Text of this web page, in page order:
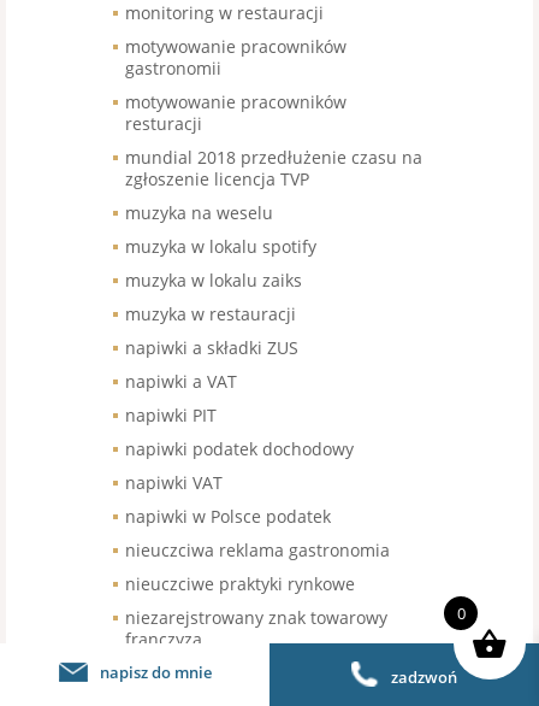
monitoring w restauracji
motywowanie pracowników
gastronomii
motywowanie pracowników
resturacji
mundial 2018 przedłużenie czasu na
zgłoszenie licencja TVP
muzyka na weselu
muzyka w lokalu spotify
muzyka w lokalu zaiks
muzyka w restauracji
napiwki a składki ZUS
napiwki a VAT
napiwki PIT
napiwki podatek dochodowy
napiwki VAT
napiwki w Polsce podatek
nieuczciwa reklama gastronomia
nieuczciwe praktyki rynkowe
niezarejstrowany znak towarowy
franczyza
nowe kasy fisklane gastronomia
napisz do mnie zadzwoń
0